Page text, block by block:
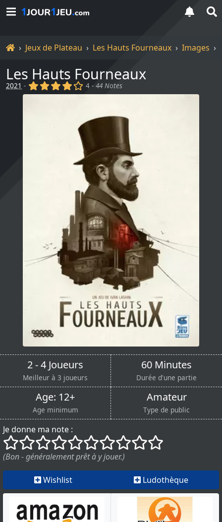
Accueil
Jeux de Plateau Les Hauts Fourneaux Images
Les Hauts Fourneaux
2021 - (x) (x) (x) (x) ()4 -44 Notes
2 - 4 Joueurs
Meilleur à 3 joueurs
60 Minutes
Durée d'une partie
Age: 12+
Age minimum
Amateur
Type de public
Je donne ma note :
()
() () () () () () () ()
()
(Bon - généralement prêt à y jouer.)
Wishlist Ludothèque